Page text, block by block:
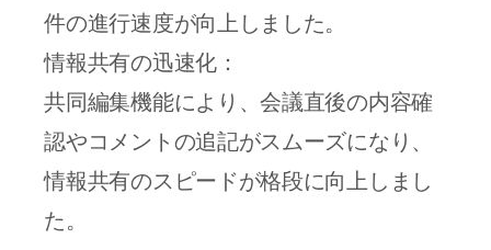
件の進行速度が向上しました。
情報共有の迅速化：
共同編集機能により、会議直後の内容確
認やコメントの追記がスムーズになり、
情報共有のスピードが格段に向上しまし
た。